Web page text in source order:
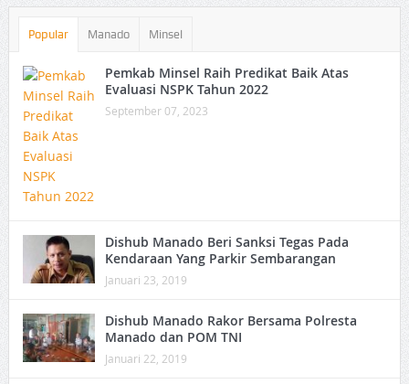
Popular Manado Minsel
Pemkab Minsel Raih Predikat Baik Atas
Evaluasi NSPK Tahun 2022
September 07, 2023
Dishub Manado Beri Sanksi Tegas Pada
Kendaraan Yang Parkir Sembarangan
Januari 23, 2019
Dishub Manado Rakor Bersama Polresta
Manado dan POM TNI
Januari 22, 2019